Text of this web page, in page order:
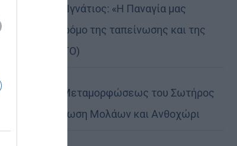
Δημητριάδος Ιγνάτιος: «Η Παναγία μας
δείχνει τον δρόμο της ταπείνωσης και της
σιωπής» (ΦΩΤΟ)
Η εορτή της Μεταμορφώσεως του Σωτήρος
σε Μεταμόρφωση Μολάων και Ανθοχώρι